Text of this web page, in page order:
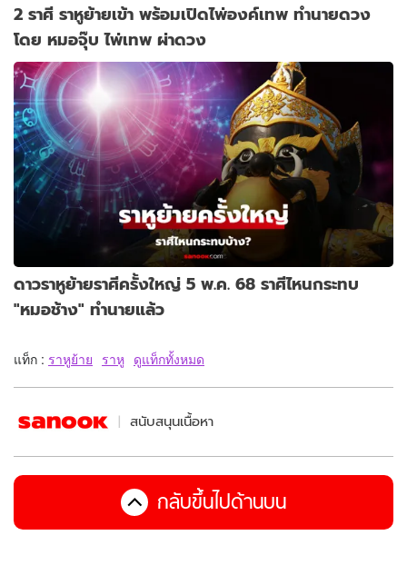
2 ราศี ราหูย้ายเข้า พร้อมเปิดไพ่องค์เทพ ทำนายดวง
โดย หมอจุ๊บ ไพ่เทพ ผ่าดวง
ดาวราหูย้ายราศีครั้งใหญ่ 5 พ.ค. 68 ราศีไหนกระทบ
"หมอช้าง" ทำนายแล้ว
แท็ก : ราหูย้าย ราหู ดูแท็กทั้งหมด
สนับสนุนเนื้อหา
กลับขึ้นไปด้านบน